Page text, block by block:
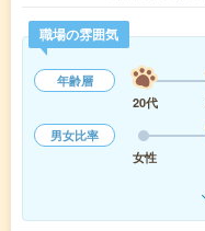
職場の雰囲気
年齢層
20代
男女比率
女性